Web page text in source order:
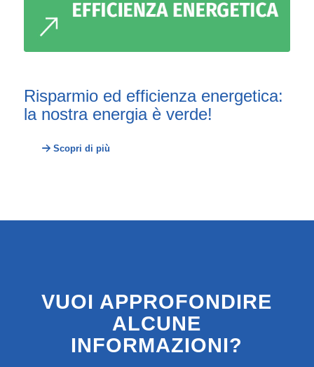
Risparmio ed efficienza energetica:
la nostra energia è verde!
Scopri di più
VUOI APPROFONDIRE
ALCUNE
INFORMAZIONI?